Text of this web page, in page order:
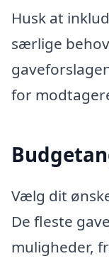
Husk at
særlige
for
Vælg dit
De fleste
muligheder,